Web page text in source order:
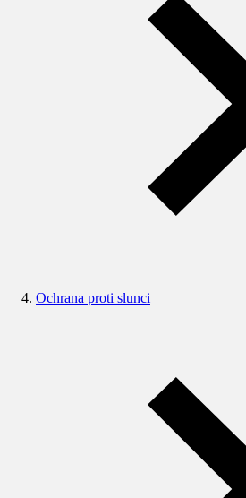
Ochrana proti slunci